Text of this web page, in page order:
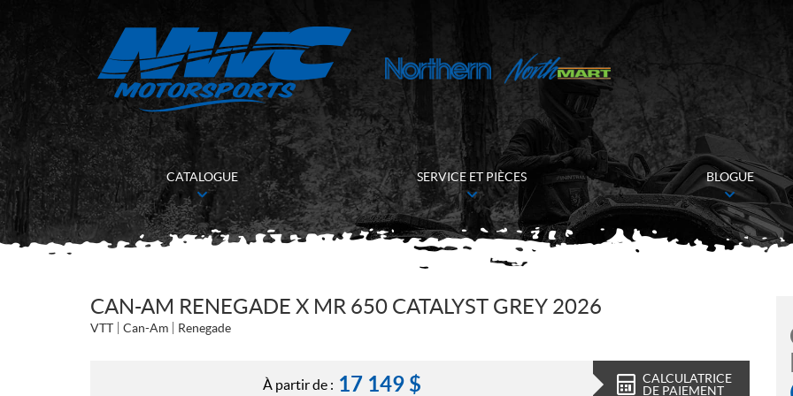
CATALOGUE SERVICE ET PIÈCES BLOGUE
CAN-AM RENEGADE X MR 650 CATALYST GREY 2026
VTT Can-Am Renegade
À partir de : 17 149 $
CALCULATRICE
DE PAIEMENT